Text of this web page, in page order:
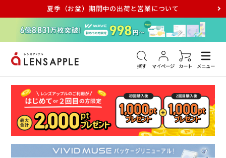
夏季（お盆）期間中の出荷と営業について
探す マイページ カート メニュー
アキュビュー メダリスト メガネ